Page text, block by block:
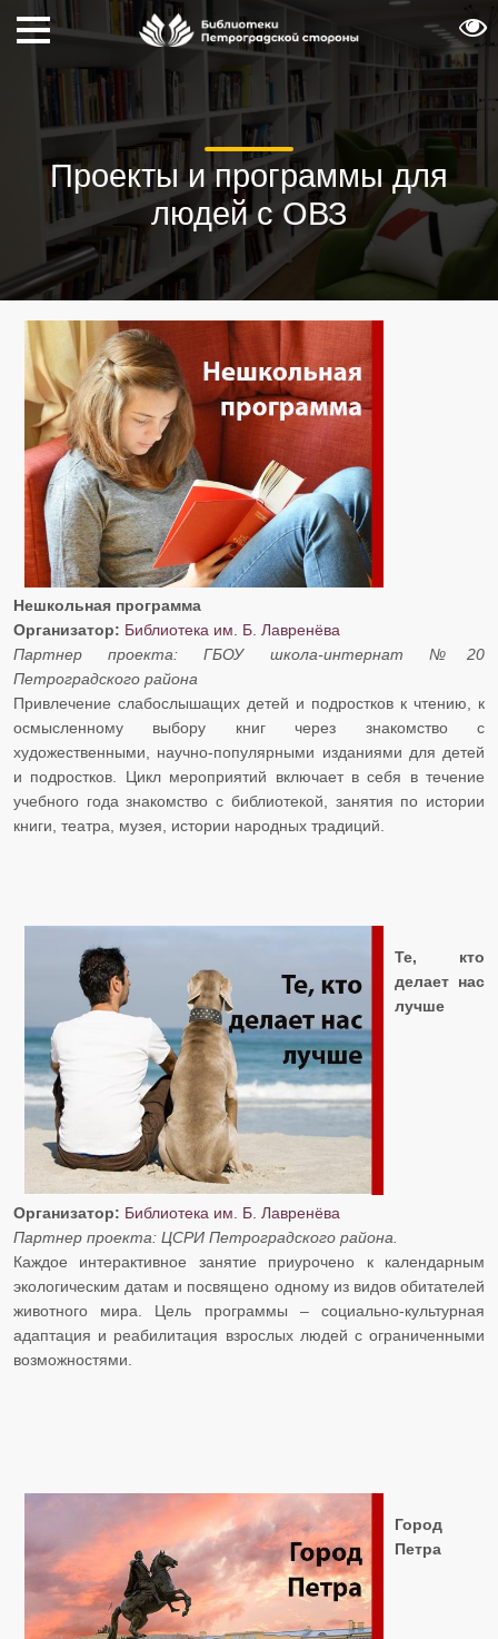
Проекты и программы для
людей с ОВЗ
Нешкольная программа
​​​​​​​Организатор: Библиотека им. Б. Лавренёва
​​​​​​​Партнер проекта: ГБОУ школа-интернат №20
Петроградского района
Привлечение слабослышащих детей и подростков к чтению, к
осмысленному выбору книг через знакомство с
художественными, научно-популярными изданиями для детей
и подростков. Цикл мероприятий включает в себя в течение
учебного года знакомство с библиотекой, занятия по истории
книги, театра, музея, истории народных традиций.
Те, кто
делает нас
лучше
Организатор: Библиотека им. Б. Лавренёва
​​​​​​​Партнер проекта: ЦСРИ Петроградского района.
Каждое интерактивное занятие приурочено к календарным
экологическим датам и посвящено одному из видов обитателей
животного мира. Цель программы – социально-культурная
адаптация и реабилитация взрослых людей с ограниченными
возможностями.​​
Город
Петра